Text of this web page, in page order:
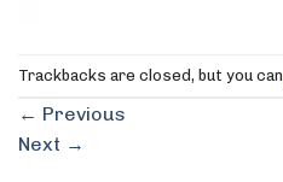
Trackbacks are closed, but you can
← Previous
Next →